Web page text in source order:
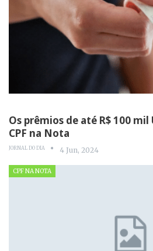
Os prêmios de até R$ 100
CPF na Nota
JORNAL DO DIA 4 Jun, 2024
CPF NA NOTA